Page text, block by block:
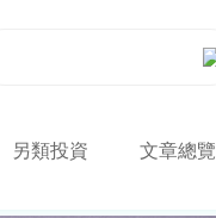
另類投資 文章總覽